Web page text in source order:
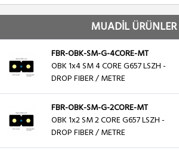
MUADİL ÜRÜNLER
FBR-OBK-SM-G-4CORE-MT
OBK 1x4 SM 4 CORE G657 LSZH -
DROP FIBER / METRE
FBR-OBK-SM-G-2CORE-MT
OBK 1x2 SM 2 CORE G657 LSZH -
DROP FIBER / METRE